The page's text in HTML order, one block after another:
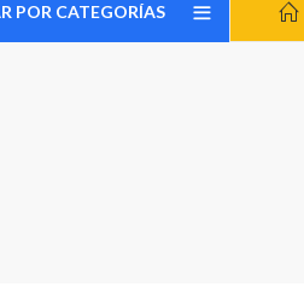
POR CATEGORÍAS